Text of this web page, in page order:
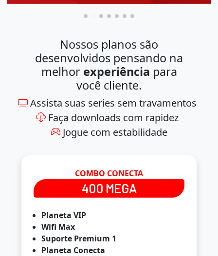
Nossos planos são
desenvolvidos pensando na
melhor experiência para
você cliente.
Assista suas series sem travamentos
Faça downloads com rapidez
Jogue com estabilidade
COMBO CONECTA
400 MEGA
Planeta VIP
Wifi Max
Suporte Premium 1
Planeta Conecta